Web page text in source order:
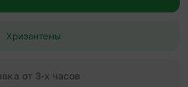
Хризантемы
от 3-х часов